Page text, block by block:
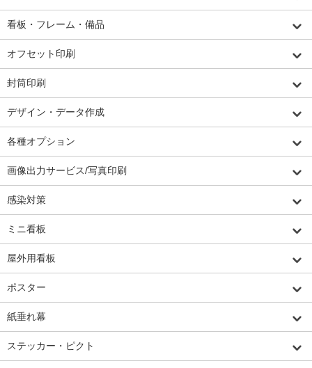
看板・フレーム・備品
オフセット印刷
封筒印刷
デザイン・データ作成
各種オプション
画像出力サービス/写真印刷
感染対策
ミニ看板
屋外用看板
ポスター
紙垂れ幕
ステッカー・ピクト